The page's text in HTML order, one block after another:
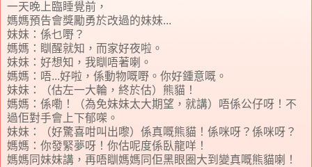
一天晚上臨睡覺前，
媽媽預告會獎勵勇於改過的妹妹...
妹妹：係乜嘢？
媽媽：瞓醒就知，而家好夜啦。
妹妹：好想知，我瞓唔著喇。
媽媽：唔...好啦，係動物嘅嘢。你好鍾意嘅。
妹妹：（估左一大輪，終於估）熊貓！
媽媽：係嘞！（為免妹妹太大期望，就講）唔係公仔呀！不
過佢對手會上下郁㗎。
妹妹：（好驚喜咁叫出嚟）係真嘅熊貓！係咪呀？係咪呀？
媽媽：你發緊夢呀！你估呢度係臥龍咩！
媽媽 同 妹妹講，再唔瞓媽媽同佢黑眼圈大到變真嘅熊貓喇！